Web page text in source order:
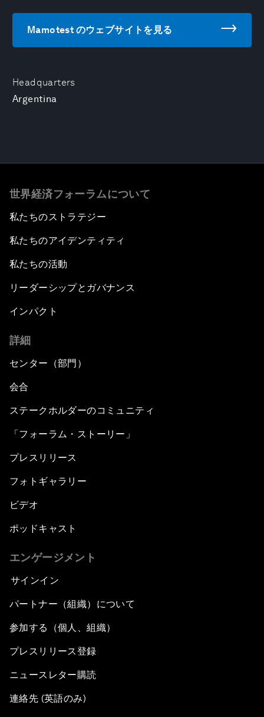
Headquarters
Argentina
Mamotest のウェブサイトを見る
世界経済フォーラムについて
私たちのストラテジー
私たちのアイデンティティ
私たちの活動
リーダーシップとガバナンス
インパクト
詳細
センター（部門）
会合
ステークホルダーのコミュニティ
「フォーラム・ストーリー」
プレスリリース
フォトギャラリー
ビデオ
ポッドキャスト
エンゲージメント
サインイン
パートナー（組織）について
参加する（個人、組織）
プレスリリース登録
ニュースレター購読
連絡先 (英語のみ)